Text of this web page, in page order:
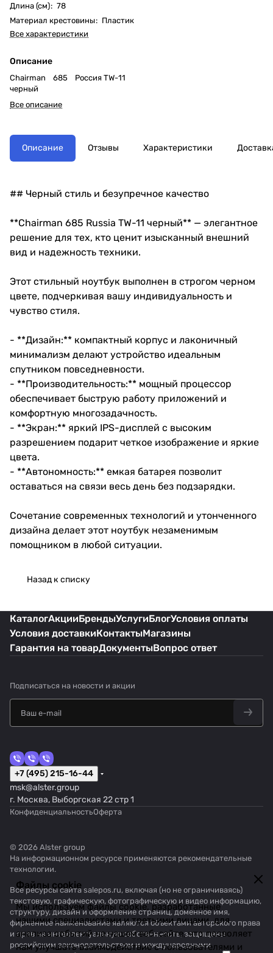
Длина (см): 78
Материал крестовины: Пластик
Все характеристики
Описание
Chairman 685 Россия TW-11
черный
Все описание
Описание Отзывы Характеристики
## Черный стиль и безупречное качество
**Chairman 685 Russia TW-11 черный** — элегантное
решение для тех, кто ценит изысканный внешний
вид и надежность техники.
Этот стильный ноутбук выполнен в строгом черном
цвете, подчеркивая вашу индивидуальность и
чувство стиля.
- **Дизайн:** компактный корпус и лаконичный
минимализм делают устройство идеальным
спутником повседневности.
- **Производительность:** мощный процессор
обеспечивает быструю работу приложений и
комфортную многозадачность.
- **Экран:** яркий IPS-дисплей с высоким
разрешением подарит четкое изображение и яркие
цвета.
- **Автономность:** емкая батарея позволит
оставаться на связи весь день без подзарядки.
Сочетание современных технологий и утонченного
дизайна делает этот ноутбук незаменимым
помощником в любой ситуации.
Назад к списку
Файлы cookie
Мы используем файлы cookie, разработанные
нашими специалистами и третьими лицами, для
анализа событий на нашем веб-сайте, что позволяет
нам улучшать взаимодействие с пользователями и
КаталогАкцииБрендыУслугиБлогУсловия оплаты
Условия доставкиКонтактыМагазины
Гарантия на товарДокументыВопрос ответ
Подписаться на новости и акции
+7 (495) 215-16-44
msk@alster.group
г. Москва, Выборгская 22 стр 1
КонфиденциальностьОферта
© 2026 Alster group
На информационном ресурсе применяются рекомендательные
технологии.
Все ресурсы сайта salepos.ru, включая (но не ограничиваясь)
текстовую, графическую, фотографическую и видео информацию,
структуру, дизайн и оформление страниц, доменное имя,
фирменное наименование являются объектами авторского права
и прав на интеллектуальную собственность, защищены
российским законодательством и международными